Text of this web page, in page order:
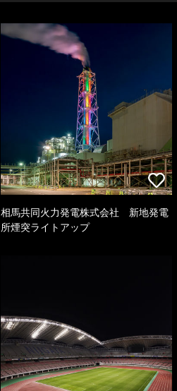
相馬共同火力発電株式会社 新地発電
所煙突ライトアップ